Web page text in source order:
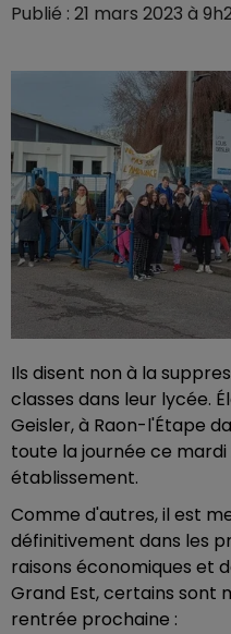
Publié : 21 mars 2023 à
Ils disent non à la
classes dans leur lycée.
Geisler, à Raon-l'Étape
toute la journée ce mardi
établissement.
Comme d'autres, il est
définitivement dans les
raisons économiques et
Grand Est, certains sont
rentrée prochaine :